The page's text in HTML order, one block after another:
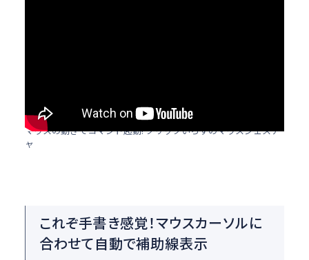
マウスの動きでコマンド起動! クリックいらずのマウスジェスチ
ャ
これぞ手書き感覚！マウスカーソルに
合わせて自動で補助線表示